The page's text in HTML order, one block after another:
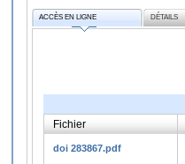
ACCÈS EN LIGNE DÉTAILS
Fichier
doi 283867.pdf